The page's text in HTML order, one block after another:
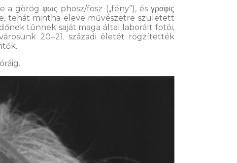
görög φως phosz/fosz („fény”), és γραφις
tehát mintha eleve művészetre született
tűnnek saját maga által laborált fotói,
20‒21. századi életét rögzítették